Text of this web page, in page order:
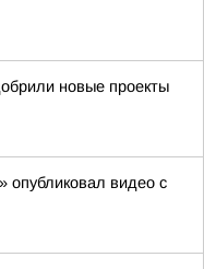
новые проекты
опубликовал видео с